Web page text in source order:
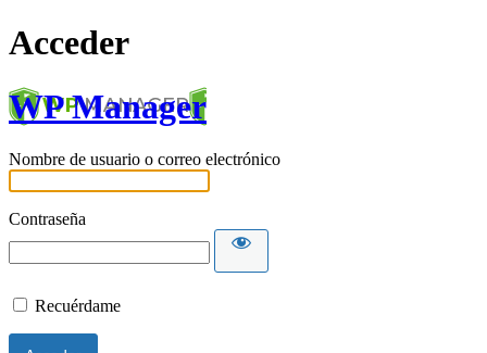
Acceder
WP Manager
Nombre de usuario o correo electrónico
Contraseña
Recuérdame